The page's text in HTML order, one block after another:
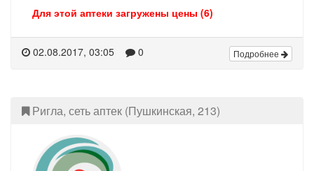
Для этой аптеки загружены цены (6)
02.08.2017, 03:05 0 Подробнее
Ригла, сеть аптек (Пушкинская, 213)